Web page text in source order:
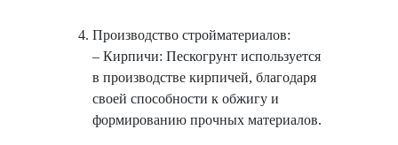
Производство стройматериалов:
– Кирпичи: Пескогрунт используется
в производстве кирпичей, благодаря
своей способности к обжигу и
формированию прочных материалов.